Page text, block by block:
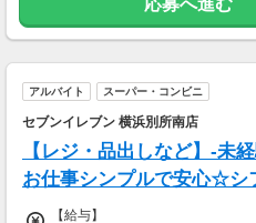
[2]週3日＆1日6h～OK
…時給1500円～
[3]週5日＆1日8h～OK
…時給1600円～
※高校生：時給1350円～
※登録制のため勤務地によって変
アルバイト スーパー・コンビニ
セブンイレブン 横浜別所南店
【レジ・品出しなど】-未
お仕事シンプルで安心☆
【給与】